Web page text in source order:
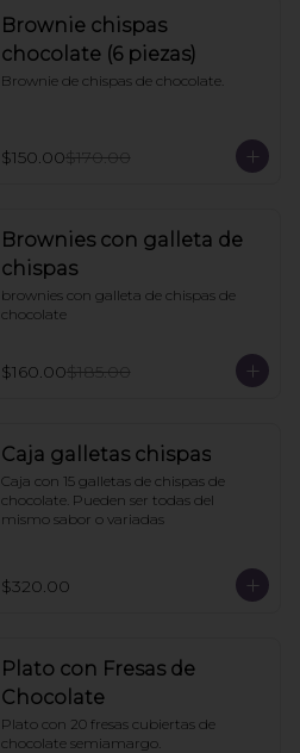
Brownie chispas
chocolate (6 piezas)
Brownie de chispas de chocolate.
$150.00$170.00
Brownies con galleta de
chispas
brownies con galleta de chispas de
chocolate
$160.00$185.00
Caja galletas chispas
Caja con 15 galletas de chispas de
chocolate. Pueden ser todas del
mismo sabor o variadas
$320.00
Plato con Fresas de
Chocolate
Plato con 20 fresas cubiertas de
chocolate semiamargo.